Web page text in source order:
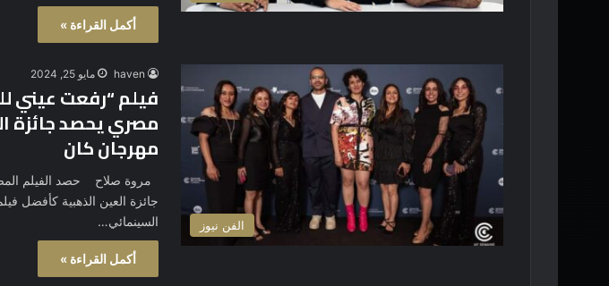
أكمل القراءة »
الفن نيوز
haven مايو 25, 2024
فيلم “رفعت عيني
مصري يحصد جائزة
مهرجان كان
مروة صلاح حصد الفيلم
جائزة العين الذهبية كأفضل
السينمائي…
أكمل القراءة »